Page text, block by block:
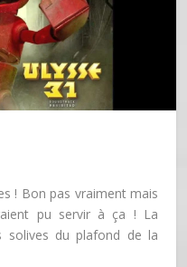
! Bon pas vraiment mais
pu servir à ça ! La
solives du plafond de la